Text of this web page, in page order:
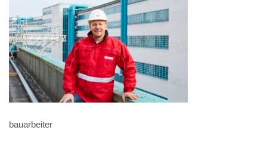
bauarbeiter